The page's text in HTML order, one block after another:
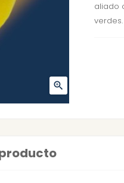

aliado
verdes.